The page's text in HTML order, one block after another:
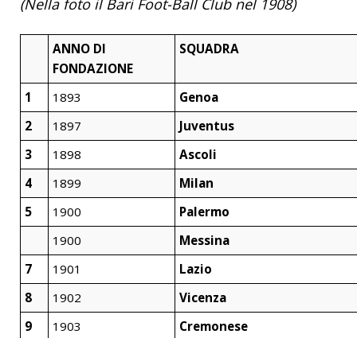
(Nella foto il Bari Foot-Ball Club nel 1908)
ANNO DI
FONDAZIONE
SQUADRA
1 1893
Genoa
2
1897
Juventus
3
1898
Ascoli
4
1899
Milan
5
1900
Palermo
1900
Messina
7
1901
Lazio
8
1902
Vicenza
9
1903 Cremonese